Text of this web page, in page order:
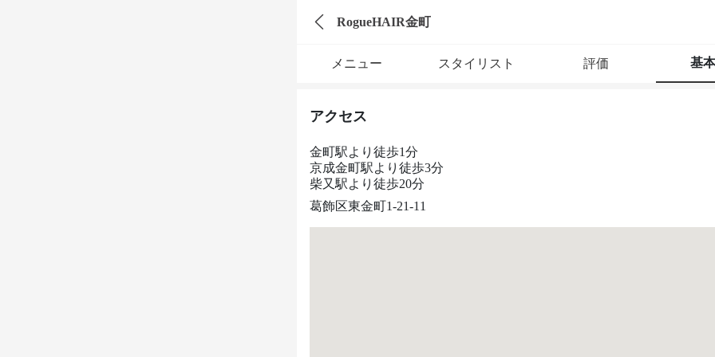
RogueHAIR金町
メニュー スタイリスト 評価 基
アクセス
金町駅より徒歩1分
京成金町駅より徒歩3分
柴又駅より徒歩20分
葛飾区東金町1-21-11